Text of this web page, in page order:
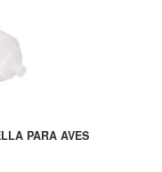
PARA AVES